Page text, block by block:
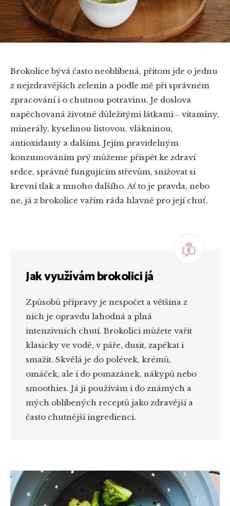
Brokolice bývá často neoblíbená, přitom jde o jednu
z nejzdravějších zelenin a podle mě při správném
zpracování i o chutnou potravinu. Je doslova
napěchovaná životně důležitými látkami ‒ vitamíny,
minerály, kyselinou listovou, vlákninou,
antioxidanty a dalšími. Jejím pravidelným
konzumováním prý můžeme přispět ke zdraví
srdce, správně fungujícím střevům, snižovat si
krevní tlak a mnoho dalšího. Ať to je pravda, nebo
ne, já z brokolice vařím ráda hlavně pro její chuť.
Jak využívám brokolici já
Způsobů přípravy je nespočet a většina z
nich je opravdu lahodná a plná
intenzivních chutí. Brokolici můžete vařit
klasicky ve vodě, v páře, dusit, zapékat i
smažit. Skvělá je do polévek, krémů,
omáček, ale i do pomazánek, nákypů nebo
smoothies. Já ji používám i do známých a
mých oblíbených receptů jako zdravější a
často chutnější ingredienci.